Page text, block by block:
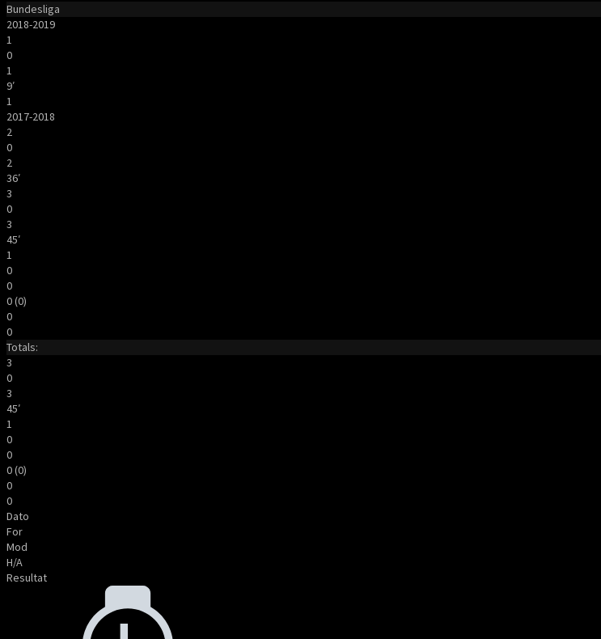
Bundesliga
2018-2019
1
0
1
9′
1
2017-2018
2
0
2
36′
3
0
3
45′
1
0
0
0 (0)
0
0
Totals:
3
0
3
45′
1
0
0
0 (0)
0
0
Dato
For
Mod
H/A
Resultat